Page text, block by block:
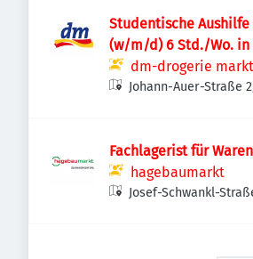
Studentische
(w/m/d) 6 Std./Wo. in
dm-drogerie markt
Johann-Auer-Straße
Fachlagerist für
hagebaumarkt
Josef-Schwankl-